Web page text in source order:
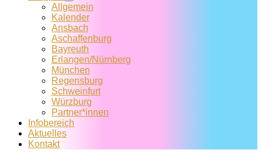
Allgemein
Kalender
Ansbach
Aschaffenburg
Bayreuth
Erlangen/Nürnberg
München
Regensburg
Schweinfurt
Würzburg
Partner*innen
Infobereich
Aktuelles
Kontakt